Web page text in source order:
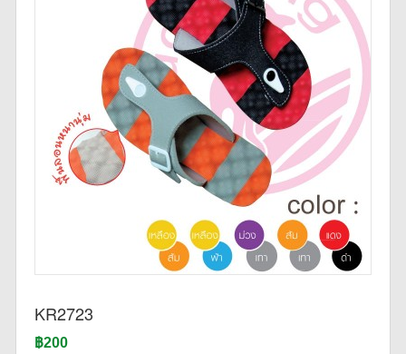
KR2723
฿200